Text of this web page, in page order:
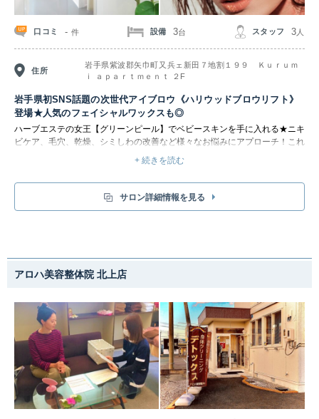
口コミ -件 設備 3台 スタッフ 3 人
住所
岩手県紫波郡矢巾町又兵ェ新田７地割１９９ Ｋｕｒｕｍ
ｉ ａｐａｒｔｍｅｎｔ ２F
岩手県初SNS話題の次世代アイブロウ《ハリウッドブロウリフト》
登場★人気のフェイシャルワックスも◎
ハーブエステの女王【グリーンピール】でベビースキンを手に入れる★ニキ
ビケア、毛穴、乾燥、シミしわの改善など様々なお悩みにアプローチ！これ
まで何を試してもダメだった方、是非ご相談下さい◎ハイパーナイフは温め
てお肉を撃退＆お肌もつるんっと理想のボディに近づける！コリや浮腫みに
+ 続きを読む
サロン詳細情報を見る
アロハ美容整体院 北上店